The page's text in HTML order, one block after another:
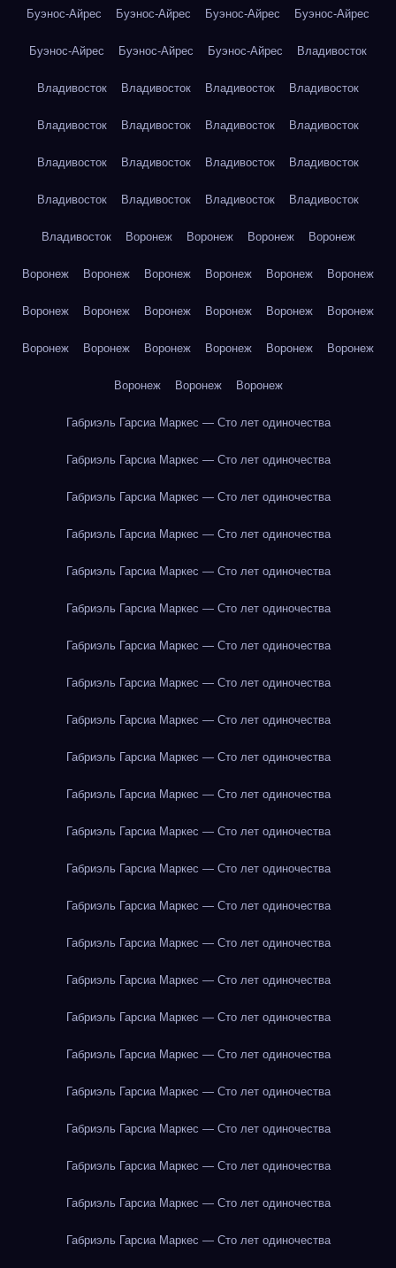
Буэнос-Айрес Буэнос-Айрес Буэнос-Айрес Буэнос-Айрес
Буэнос-Айрес Буэнос-Айрес Буэнос-Айрес Владивосток
Владивосток Владивосток Владивосток Владивосток
Владивосток Владивосток Владивосток Владивосток
Владивосток Владивосток Владивосток Владивосток
Владивосток Владивосток Владивосток Владивосток
Владивосток Воронеж Воронеж Воронеж Воронеж
Воронеж Воронеж Воронеж Воронеж Воронеж Воронеж
Воронеж Воронеж Воронеж Воронеж Воронеж Воронеж
Воронеж Воронеж Воронеж Воронеж Воронеж Воронеж
Воронеж Воронеж Воронеж
Габриэль Гарсиа Маркес — Сто лет одиночества
Габриэль Гарсиа Маркес — Сто лет одиночества
Габриэль Гарсиа Маркес — Сто лет одиночества
Габриэль Гарсиа Маркес — Сто лет одиночества
Габриэль Гарсиа Маркес — Сто лет одиночества
Габриэль Гарсиа Маркес — Сто лет одиночества
Габриэль Гарсиа Маркес — Сто лет одиночества
Габриэль Гарсиа Маркес — Сто лет одиночества
Габриэль Гарсиа Маркес — Сто лет одиночества
Габриэль Гарсиа Маркес — Сто лет одиночества
Габриэль Гарсиа Маркес — Сто лет одиночества
Габриэль Гарсиа Маркес — Сто лет одиночества
Габриэль Гарсиа Маркес — Сто лет одиночества
Габриэль Гарсиа Маркес — Сто лет одиночества
Габриэль Гарсиа Маркес — Сто лет одиночества
Габриэль Гарсиа Маркес — Сто лет одиночества
Габриэль Гарсиа Маркес — Сто лет одиночества
Габриэль Гарсиа Маркес — Сто лет одиночества
Габриэль Гарсиа Маркес — Сто лет одиночества
Габриэль Гарсиа Маркес — Сто лет одиночества
Габриэль Гарсиа Маркес — Сто лет одиночества
Габриэль Гарсиа Маркес — Сто лет одиночества
Габриэль Гарсиа Маркес — Сто лет одиночества